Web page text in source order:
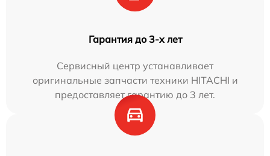
Гарантия до 3-х лет
Сервисный центр устанавливает
оригинальные запчасти техники HITACHI и
предоставляет гарантию до 3 лет.